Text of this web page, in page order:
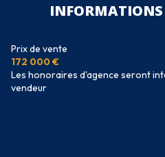
INFORMATIONS
Prix de vente
172 000 €
Les honoraires d'agence seront
vendeur